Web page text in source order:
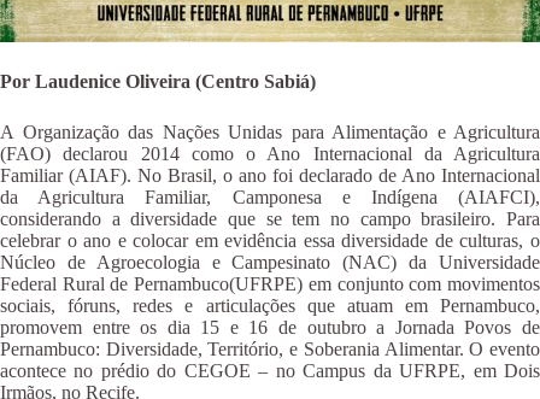
Por Laudenice Oliveira (Centro Sabiá)
A Organização das Nações Unidas para Alimentação e Agricultura
(FAO) declarou 2014 como o Ano Internacional da Agricultura
Familiar (AIAF). No Brasil, o ano foi declarado de Ano Internacional
da Agricultura Familiar, Camponesa e Indígena (AIAFCI),
considerando a diversidade que se tem no campo brasileiro. Para
celebrar o ano e colocar em evidência essa diversidade de culturas, o
Núcleo de Agroecologia e Campesinato (NAC) da Universidade
Federal Rural de Pernambuco(UFRPE) em conjunto com movimentos
sociais, fóruns, redes e articulações que atuam em Pernambuco,
promovem entre os dia 15 e 16 de outubro a Jornada Povos de
Pernambuco: Diversidade, Território, e Soberania Alimentar. O evento
acontece no prédio do CEGOE – no Campus da UFRPE, em Dois
Irmãos, no Recife.